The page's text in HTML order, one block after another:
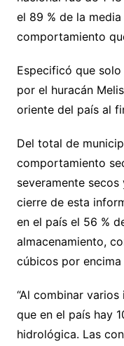
el 89 % de la
comportamiento
Especificó que
por el huracán
oriente del país al
Del total de
comportamiento
severamente
cierre de esta
en el país el 56 %
almacenamiento,
cúbicos por
“Al combinar
que en el país hay
hidrológica. Las